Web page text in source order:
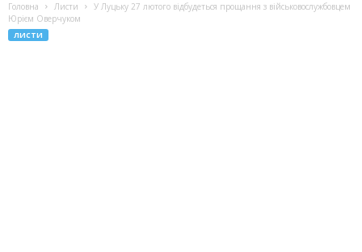
Головна Листи
У Луцьку 27 лютого відбудеться прощання з військовослужбовцем
Юрієм Оверчуком
ЛИСТИ